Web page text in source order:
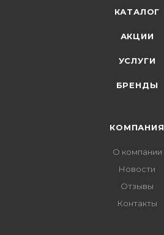
КАТАЛОГ
АКЦИИ
УСЛУГИ
БРЕНДЫ
КОМПАНИЯ
О компании
Новости
Отзывы
Контакты